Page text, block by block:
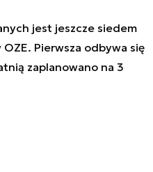
jest jeszcze siedem
Pierwsza odbywa się
zaplanowano na 3